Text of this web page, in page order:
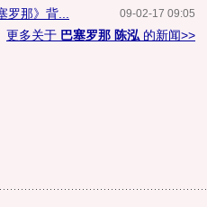
09-02-17 09:05
那》背...
更多关于 巴塞罗那 陈泓 的新闻>>